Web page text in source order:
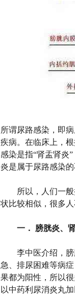
所谓尿路感染，即
疾病。在临床上，
感染是指“肾盂肾炎
炎是属于尿路感染的
所以，人们一般
状比较相似，很多
一． 膀胱炎、
李中医介绍，膀
急、排尿困难等病
果都为阳性，所以
以中药利尿消炎丸